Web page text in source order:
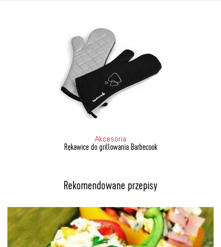
Akcesoria
Rękawice do grillowania Barbecook
Rekomendowane przepisy